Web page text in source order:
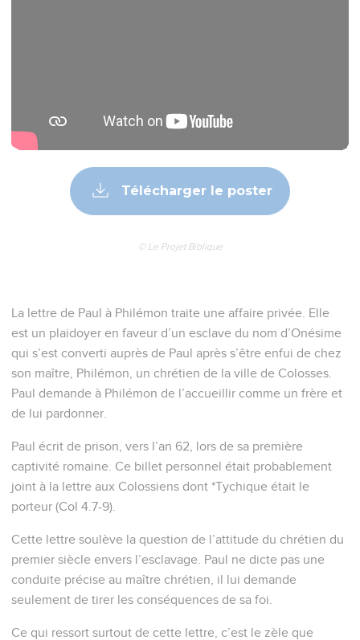
Télécharger le poster
© Le Projet Biblique
La lettre de Paul à Philémon traite une affaire privée. Elle
est un plaidoyer en faveur d’un esclave du nom d’Onésime
qui s’est converti auprès de Paul après s’être enfui de chez
son maître, Philémon, un chrétien de la ville de Colosses.
Paul demande à Philémon de l’accueillir comme un frère et
de lui pardonner.
Paul écrit de prison, vers l’an 62, lors de sa première
captivité romaine. Ce billet personnel était probablement
joint à la lettre aux Colossiens dont *Tychique était le
porteur (Col 4.7-9).
Cette lettre soulève la question de l’attitude du chrétien du
premier siècle envers l’esclavage. Paul ne dicte pas une
conduite précise au maître chrétien, il lui demande
seulement de tirer les conséquences de sa foi.
Ce qui ressort surtout de cette lettre, c’est le zèle que